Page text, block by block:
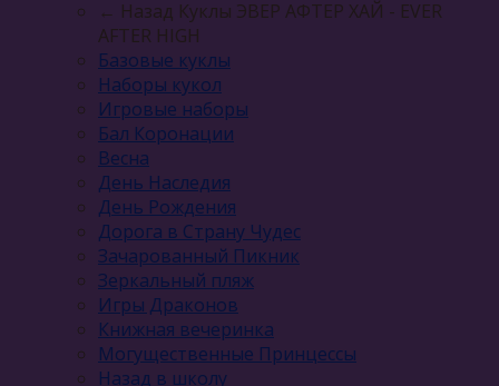
← Назад Куклы ЭВЕР АФТЕР ХАЙ - EVER
AFTER HIGH
Базовые куклы
Наборы кукол
Игровые наборы
Бал Коронации
Весна
День Наследия
День Рождения
Дорога в Страну Чудес
Зачарованный Пикник
Зеркальный пляж
Игры Драконов
Книжная вечеринка
Могущественные Принцессы
Назад в школу